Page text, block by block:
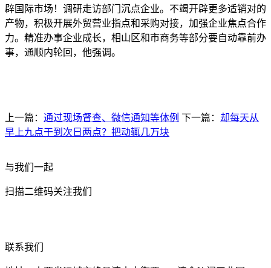
辟国际市场！调研走访部门沉点企业。不竭开辟更多适销对的
产物，积极开展外贸营业指点和采购对接，加强企业焦点合作
力。精准办事企业成长，相山区和市商务等部分要自动靠前办
事，通顺内轮回，他强调。
上一篇： 通过现场督查、微信通知等体例 下一篇： 却每天从
早上九点干到次日两点？把动辄几万块
与我们一起
扫描二维码关注我们
联系我们